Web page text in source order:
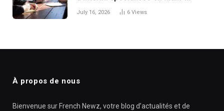
d’œuvre étrangère
July 16, 2026 6 Views
À propos de nous
Bienvenue sur French Newz, votre blog d’actualités et de